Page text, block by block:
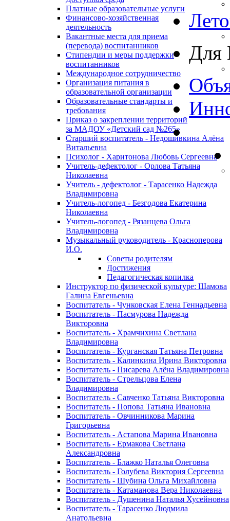
Платные образовательные услуги
Финансово-хозяйственная
деятельность
Вакантные места для приема
(перевода) воспитанников
Стипендии и меры поддержки
воспитанников
Международное сотрудничество
Организация питания в
образовательной организации
Образовательные стандарты и
требования
Приказ о закреплении территорий
за МАДОУ «Детский сад №265»
Старший воспитатель - Недошивкина Алёна
Витальевна
Психолог - Харитонова Любовь Сергеевна
Учитель-дефектолог - Орлова Татьяна
Николаевна
Учитель - дефектолог - Тарасенко Надежда
Владимировна
Учитель-логопед - Безгодова Екатерина
Николаевна
Учитель-логопед - Рязанцева Ольга
Владимировна
Музыкальный руководитель - Красноперова
И.О.
Советы родителям
Достижения
Педагогическая копилка
Инструктор по физической культуре: Шамова
Галина Евгеньевна
Воспитатель - Чунковская Елена Геннадьевна
Воспитатель - Пасмурова Надежда
Викторовна
Воспитатель - Храмчихина Светлана
Владимировна
Воспитатель - Курганская Татьяна Петровна
Воспитатель - Калинкина Ирина Викторовна
Воспитатель - Писарева Алёна Владимировна
Воспитатель - Стрельцова Елена
Владимировна
Воспитатель - Савченко Татьяна Викторовна
Воспитатель - Попова Татьяна Ивановна
Воспитатель - Овчинникова Марина
Григорьевна
Воспитатель - Астапова Марина Ивановна
Воспитатель - Ермакова Светлана
Александровна
Воспитатель - Блажко Наталья Олеговна
Воспитатель - Голубева Виктория Сергеевна
Воспитатель - Шубина Ольга Михайловна
Воспитатель - Катаманова Вера Николаевна
Воспитатель - Душенина Наталья Хусейновна
Воспитатель - Тарасенко Людмила
Анатольевна
Для